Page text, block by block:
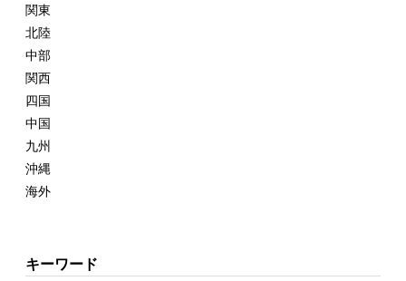
関東
北陸
中部
関西
四国
中国
九州
沖縄
海外
キーワード